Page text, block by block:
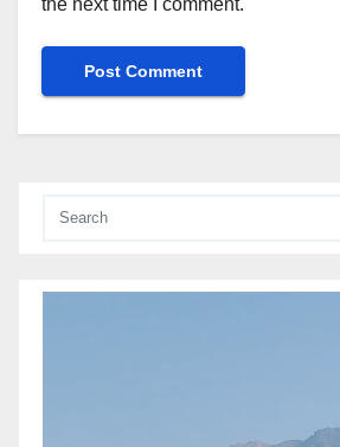
the next time I comment.